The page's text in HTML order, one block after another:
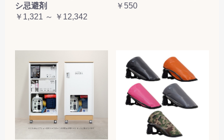
シ忌避剤
￥1,321 ～ ￥12,342
￥550